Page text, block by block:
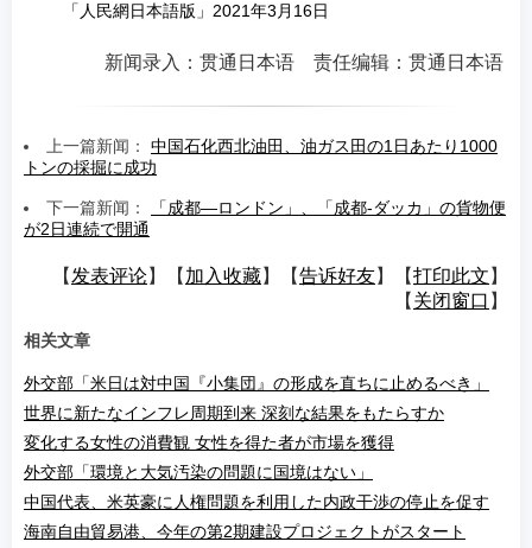
「人民網日本語版」2021年3月16日
新闻录入：贯通日本语 责任编辑：贯通日本语
上一篇新闻： 中国石化西北油田、油ガス田の1日あたり1000
トンの採掘に成功
下一篇新闻：
「成都—ロンドン」、「成都-ダッカ」の貨物便
が2日連続で開通
【 发表评论】【 加入收藏】【告诉好友】【打印此文 】
【 关闭窗口 】
相关文章
外交部「米日は対中国『小集団』の形成を直ちに止めるべき」
世界に新たなインフレ周期到来 深刻な結果をもたらすか
変化する女性の消費観 女性を得た者が市場を獲得
外交部「環境と大気汚染の問題に国境はない」
中国代表、米英豪に人権問題を利用した内政干渉の停止を促す
海南自由貿易港、今年の第2期建設プロジェクトがスタート